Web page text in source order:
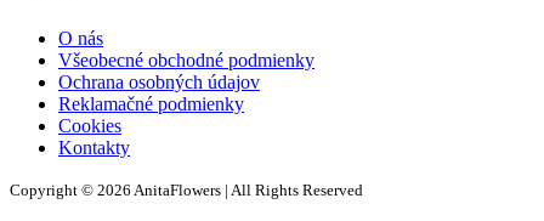
O nás
Všeobecné obchodné podmienky
Ochrana osobných údajov
Reklamačné podmienky
Cookies
Kontakty
Copyright © 2026 AnitaFlowers | All Rights Reserved